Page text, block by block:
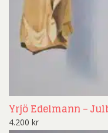
Yrjö Edelmann –
4.200 kr